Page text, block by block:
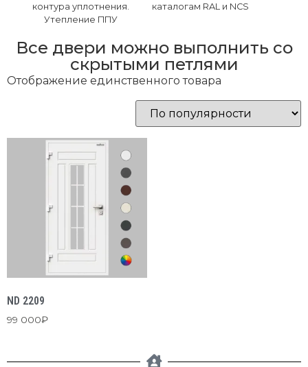
контура уплотнения.
Утепление ППУ
каталогам RAL и NCS
Все двери можно выполнить со
скрытыми петлями
Отображение единственного товара
ND 2209
99 000₽